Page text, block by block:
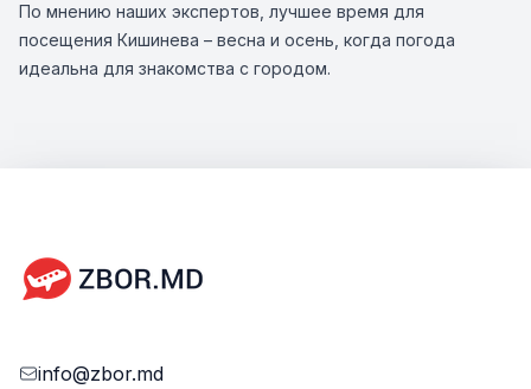
По мнению наших экспертов, лучшее время для
посещения Кишинева – весна и осень, когда погода
идеальна для знакомства с городом.
info@zbor.md